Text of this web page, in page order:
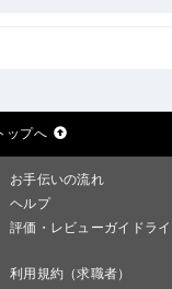
ップへ
お手伝いの流れ
ヘルプ
評価・レビューガイドラ
利用規約（求職者）